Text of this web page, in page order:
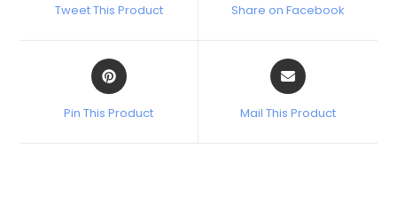
Tweet This Product Share on Facebook
Pin This Product Mail This Product